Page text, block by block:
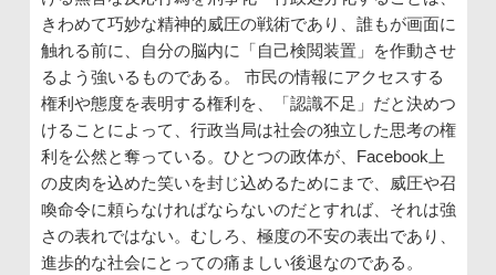
きわめて巧妙な精神的威圧の戦術であり、誰もが画面に
触れる前に、自分の脳内に「自己検閲装置」を作動させ
るよう強いるものである。 市民の情報にアクセスする
権利や態度を表明する権利を、「認識不足」だと決めつ
けることによって、行政当局は社会の独立した思考の権
利を公然と奪っている。ひとつの政体が、Facebook上
の皮肉を込めた笑いを封じ込めるためにまで、威圧や召
喚命令に頼らなければならないのだとすれば、それは強
さの表れではない。むしろ、極度の不安の表出であり、
進歩的な社会にとっての痛ましい後退なのである。